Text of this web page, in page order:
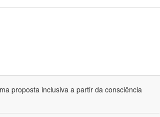
proposta inclusiva a partir da consciência